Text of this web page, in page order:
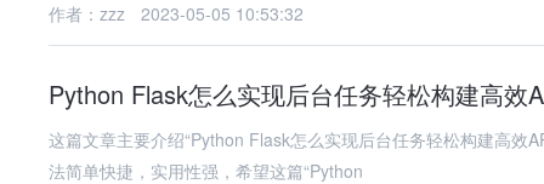
作者：zzz
2023-05-05 10:53:32
Python Flask怎么实现后台任务轻松构建高效
这篇文章主要介绍“Python Flask怎么实现后台任务轻松构建高效
法简单快捷，实用性强，希望这篇“Python